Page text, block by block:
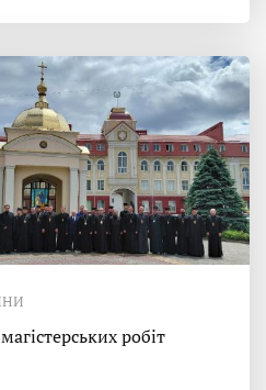
робіт